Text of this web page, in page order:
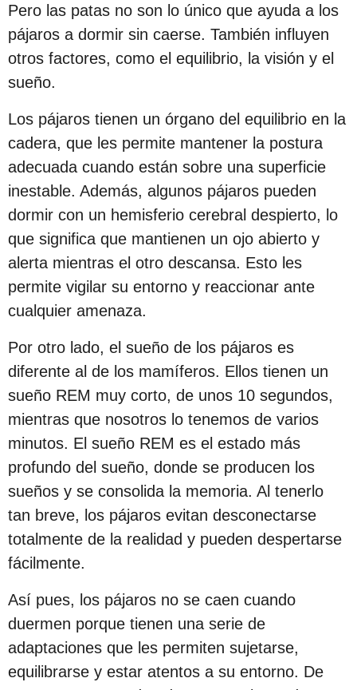
i
ó
n
Pero las patas no son lo único que ayuda a los
pájaros a dormir sin caerse. También influyen
otros factores, como el equilibrio, la visión y el
sueño.
Los pájaros tienen un órgano del equilibrio en la
cadera, que les permite mantener la postura
adecuada cuando están sobre una superficie
inestable. Además, algunos pájaros pueden
dormir con un hemisferio cerebral despierto, lo
que significa que mantienen un ojo abierto y
alerta mientras el otro descansa. Esto les
permite vigilar su entorno y reaccionar ante
cualquier amenaza.
Por otro lado, el sueño de los pájaros es
diferente al de los mamíferos. Ellos tienen un
sueño REM muy corto, de unos 10 segundos,
mientras que nosotros lo tenemos de varios
minutos. El sueño REM es el estado más
profundo del sueño, donde se producen los
sueños y se consolida la memoria. Al tenerlo
tan breve, los pájaros evitan desconectarse
totalmente de la realidad y pueden despertarse
fácilmente.
Así pues, los pájaros no se caen cuando
duermen porque tienen una serie de
adaptaciones que les permiten sujetarse,
equilibrarse y estar atentos a su entorno. De